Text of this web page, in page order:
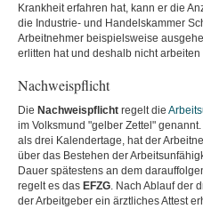
Krankheit erfahren hat, kann er die
die Industrie- und Handelskammer
Arbeitnehmer beispielsweise
erlitten hat und deshalb nicht arbeiten
Nachweispflicht
Die Nachweispflicht regelt die
im Volksmund "gelber Zettel"
als drei Kalendertage, hat der
über das Bestehen der
Dauer spätestens an dem
regelt es das EFZG. Nach Ablauf der
der Arbeitgeber ein ärztliches Attest